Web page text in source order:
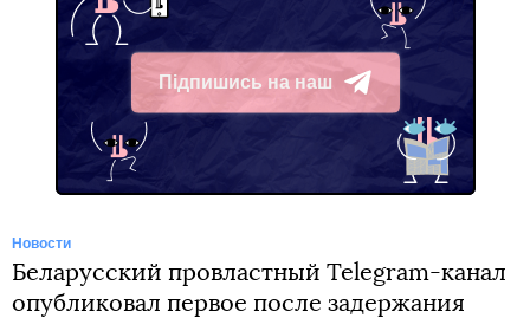
Підпишись на наш
Telegram
Новости
Беларусский провластный Telegram-канал
опубликовал первое после задержания